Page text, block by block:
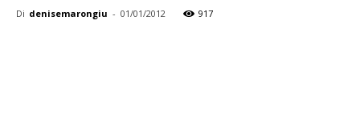
Di denisemarongiu - 01/01/2012 917